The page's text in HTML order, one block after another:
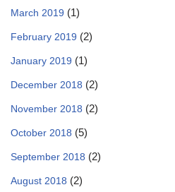
March 2019 (1)
February 2019 (2)
January 2019 (1)
December 2018 (2)
November 2018 (2)
October 2018 (5)
September 2018 (2)
August 2018 (2)